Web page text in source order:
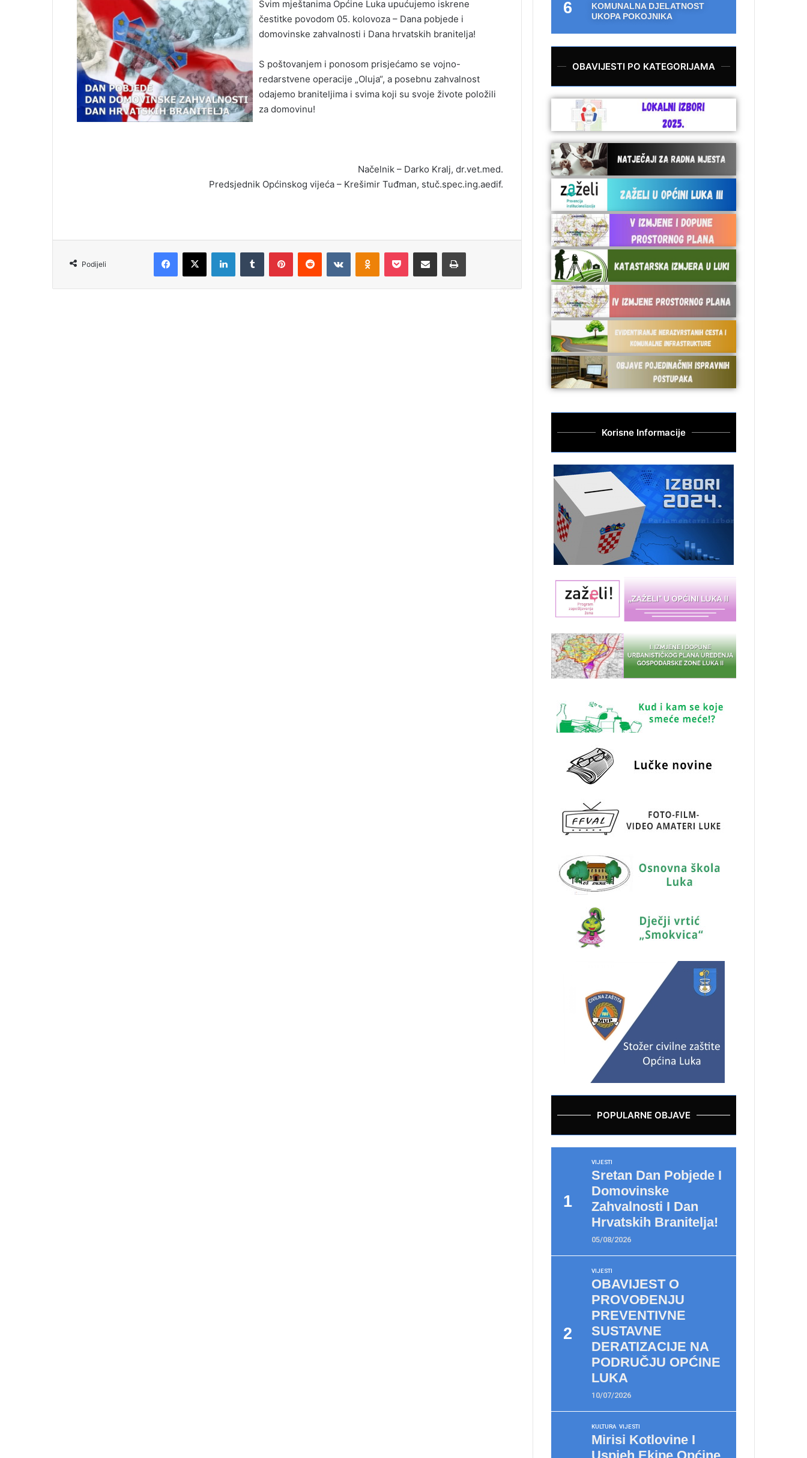
Svim mještanima Općine Luka upućujemo iskrene
čestitke povodom 05. kolovoza – Dana pobjede i
domovinske zahvalnosti i Dana hrvatskih branitelja!
S poštovanjem i ponosom prisjećamo se vojno-
redarstvene operacije „Oluja“, a posebnu zahvalnost
odajemo braniteljima i svima koji su svoje živote položili
za domovinu!
Načelnik – Darko Kralj, dr.vet.med.
Predsjednik Općinskog vijeća – Krešimir Tuđman, stuč.spec.ing.aedif.
Podijeli
KOMUNALNA DJELATNOST
UKOPA POKOJNIKA
OBAVIJESTI PO KATEGORIJAMA
Korisne Informacije
POPULARNE OBJAVE
VIJESTI
Sretan Dan Pobjede I
Domovinske
Zahvalnosti I Dan
Hrvatskih Branitelja!
05/08/2026
VIJESTI
OBAVIJEST O
PROVOĐENJU
PREVENTIVNE
SUSTAVNE
DERATIZACIJE NA
PODRUČJU OPĆINE
LUKA
10/07/2026
KULTURA VIJESTI
Mirisi Kotlovine I
Uspjeh Ekipe Općine